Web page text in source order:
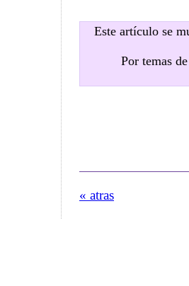
Este artículo se
Por temas
« atras